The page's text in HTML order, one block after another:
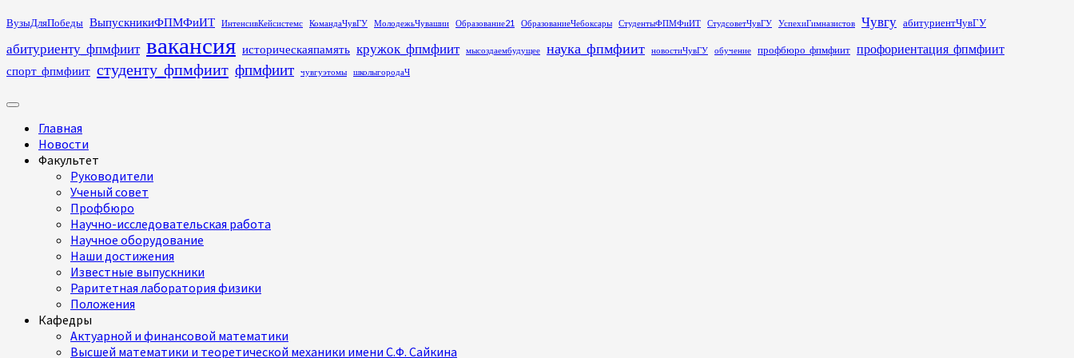
Перейти
содержимому
ВузыДляПобеды ВыпускникиФПМФиИТ ИнтенсивКейсистемс КомандаЧувГУ МолодежьЧувашии Образование21 ОбразованиеЧебоксары СтудентыФПМФиИТ СтудсоветЧувГУ УспехиГимназистов Чувгу абитуриентЧувГУ
абитуриенту_фпмфиит вакансия историческаяпамять кружок_фпмфиит мысоздаембудущее наука_фпмфиит новостиЧувГУ обучение профбюро_фпмфиит профориентация_фпмфиит
спорт_фпмфиит студенту_фпмфиит фпмфиит чувгуэтомы школыгородаЧ
Основное
Главная
Новости
Факультет
Руководители
Ученый совет
Профбюро
Научно-исследовательская работа
Научное оборудование
Наши достижения
Известные выпускники
Раритетная лаборатория физики
Положения
Кафедры
Актуарной и финансовой математики
Высшей математики и теоретической механики имени С.Ф. Сайкина